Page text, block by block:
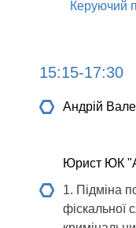
Керуючий
15:15-17:30
Андрій
Юрист ЮК
1. Підміна
фіскальної